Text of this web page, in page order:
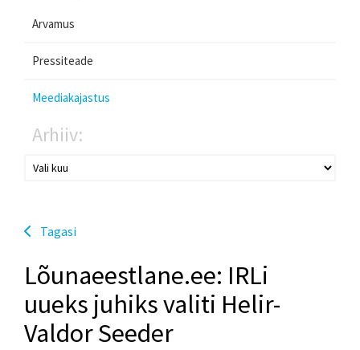
Arvamus
Pressiteade
Meediakajastus
Arhiiv:
Tagasi
Lõunaeestlane.ee: IRLi
uueks juhiks valiti Helir-
Valdor Seeder